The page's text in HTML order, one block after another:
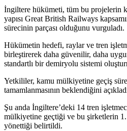
İngiltere hükümeti, tüm bu projelerin
yapısı Great British Railways
sürecinin parçası olduğunu vurguladı.
Hükümetin hedefi, raylar ve tren
birleştirerek daha güvenilir, daha
standartlı bir demiryolu sistemi
Yetkililer, kamu mülkiyetine geçiş
tamamlanmasının beklendiğini
Şu anda İngiltere’deki 14 tren
mülkiyetine geçtiği ve bu şirketlerin
yönettiği belirtildi.